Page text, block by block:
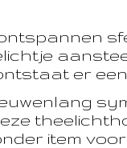
er
item